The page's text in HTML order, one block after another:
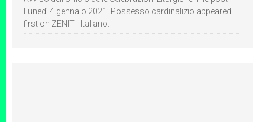
Lunedì 4 gennaio 2021: Possesso cardinalizio appeared
first on ZENIT - Italiano.